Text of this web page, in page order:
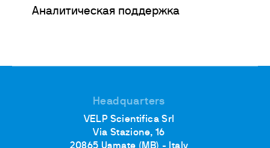
Аналитическая поддержка
Headquarters
VELP Scientifica Srl
Via Stazione, 16
20865 Usmate (MB) - Italy